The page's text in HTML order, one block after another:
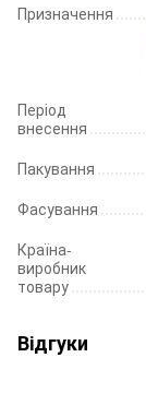
Призначення
Період
внесення
Пакування
Фасування
Країна-
виробник
товару
Відгуки